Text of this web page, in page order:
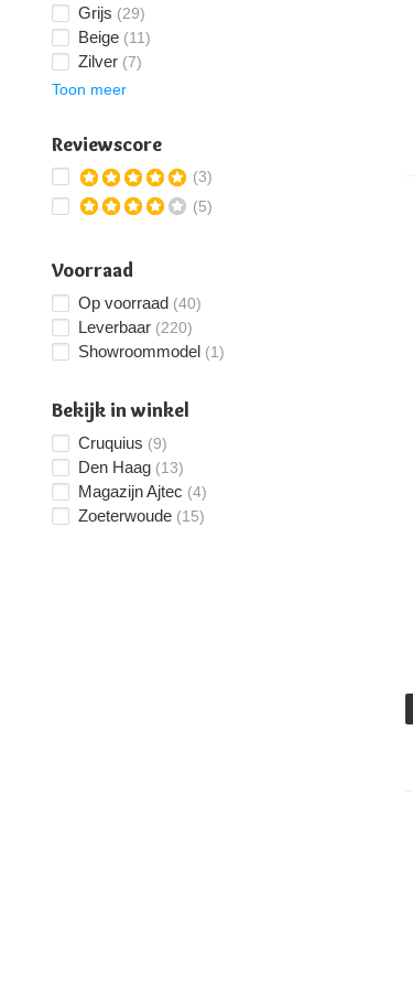
Grijs (29)
Beige (11)
Zilver (7)
Toon meer
Reviewscore
(3)
(5)
Voorraad
Op voorraad (40)
Leverbaar (220)
Showroommodel (1)
Bekijk in winkel
Cruquius (9)
Den Haag (13)
Magazijn Ajtec (4)
Zoeterwoude (15)